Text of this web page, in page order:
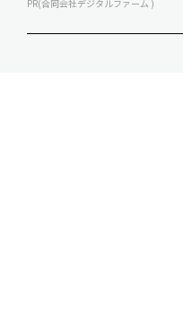
PR(合同会社デジタルファーム )